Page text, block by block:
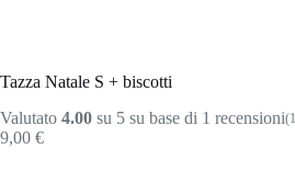
Tazza Natale S + biscotti
Valutato 4.00 su 5 su base di 1 recensioni(1
9,00 €